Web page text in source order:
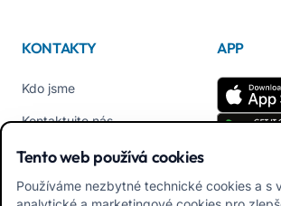
KONTAKTY
Kdo jsme
Kontaktujte nás
Tel +39 02 84152514
APP
Stáhnout
rodiny
Tento web používá cookies
Používáme nezbytné technické cookies a s